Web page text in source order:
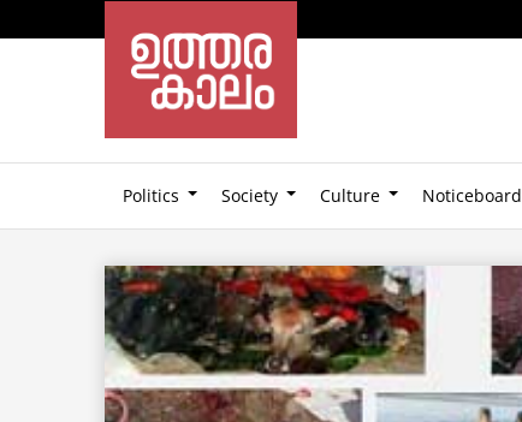
Politics Society Culture Noticeboard